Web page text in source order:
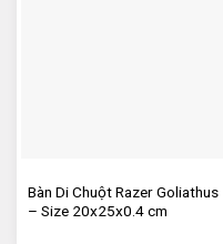
Bàn Di Chuột Razer Goliathus
– Size 20x25x0.4 cm